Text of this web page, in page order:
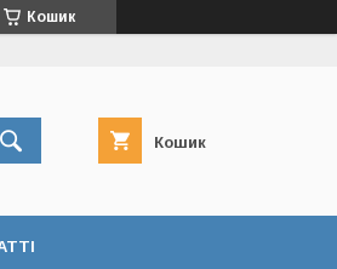
Кошик
Кошик